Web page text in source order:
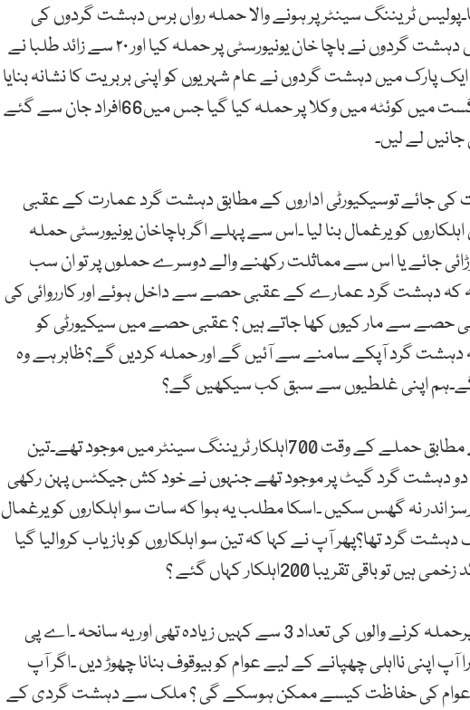
ٹریننگ سینٹر پر ہونے والا حملہ رواں برس دہشت گردوں کی
چوتھی بڑی کارروائی تھی ۔سال کے آغاز میں دہشت گردوں نے باچا خان یونیورسٹی پر حملہ کیا اور ۲۰ سے زائد طلبا نے
پارک میں دہشت گردوں نے عام شہریوں کو اپنی بربریت کا نشانہ بنایا
جس میں 75 افراد جاں بحق ہوئے جبکہ اگست میں کوئٹہ میں وکلا پر حملہ کیا گیا جس میں66افراد جان سے گئے
لے لیں۔
کی جائے توسیکیورٹی اداروں کے مطابق دہشت گرد عمارت کے عقبی
کو یرغمال بنا لیا ۔اس سے پہلے اگر باچاخان یونیورسٹی حملہ
جائے یا اس سے مماثلت رکھنے والے دوسرے حملوں پر تو ان سب
کہ دہشت گرد عمارے کے عقبی حصے سے داخل ہوئے اور کارروائی کی
حصے سے مار کیوں کھا جاتے ہیں ؟ عقبی حصے میں سیکیورٹی کو
کہ دہشت گرد آپکے سامنے سے آئیں گے اور حملہ کردیں گے؟ظاہر ہے وہ
اپنی غلطیوں سے سبق کب سیکھیں گے؟
صرف یہی نہیں ،وزیر داخلہ بلوچستان کے مطابق حملے کے وقت 700اہلکار ٹریننگ سینٹر میں موجود تھے۔تین
دہشت گرد گیٹ پر موجود تھے جنہوں نے خود کش جیکٹس پہن رکھی
اندر نہ گھس سکیں ۔اسکا مطلب یہ ہوا کہ سات سو اہلکاروں کو یرغمال
گرد تھا؟پھر آپ نے کہا کہ تین سو اہلکاروں کو بازیاب کروالیا گیا
حقیقت یہ ہے کہ پولیس ٹریننگ سینٹر پرحملہ کرنے والوں کی تعداد 3 سے کہیں زیادہ تھی اور یہ سانحہ ۔اے پی
اپنی نااہلی چھپانے کے لیے عوام کو بیوقوف بنانا چھوڑ دیں ۔اگر آپ
تو عوام کی حفاظت کیسے ممکن ہوسکے گی ؟ ملک سے دہشت گردی کے